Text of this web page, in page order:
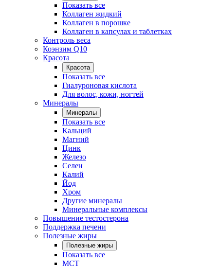
Показать все
Коллаген жидкий
Коллаген в порошке
Коллаген в капсулах и таблетках
Контроль веса
Коэнзим Q10
Красота
Красота
Показать все
Гиалуроновая кислота
Для волос, кожи, ногтей
Минералы
Минералы
Показать все
Кальций
Магний
Цинк
Железо
Селен
Калий
Йод
Хром
Другие минералы
Минеральные комплексы
Повышение тестостерона
Поддержка печени
Полезные жиры
Полезные жиры
Показать все
MCT